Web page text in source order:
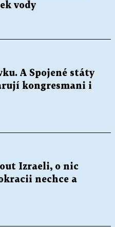
vody
A Spojené státy
kongresmani i
Izraeli, o nic
nechce a